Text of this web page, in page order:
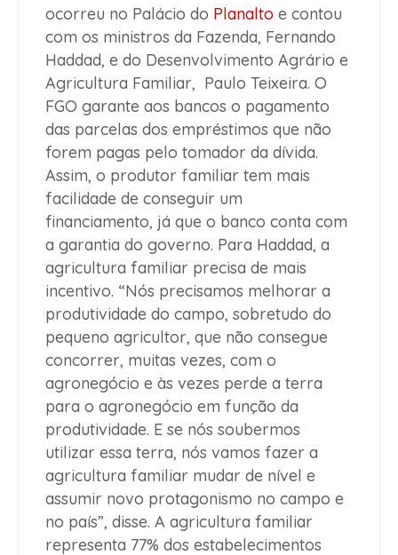
ocorreu no Palácio do Planalto e contou
com os ministros da Fazenda, Fernando
Haddad, e do Desenvolvimento Agrário e
Agricultura Familiar, Paulo Teixeira. O
FGO garante aos bancos o pagamento
das parcelas dos empréstimos que não
forem pagas pelo tomador da dívida.
Assim, o produtor familiar tem mais
facilidade de conseguir um
financiamento, já que o banco conta com
a garantia do governo. Para Haddad, a
agricultura familiar precisa de mais
incentivo. “Nós precisamos melhorar a
produtividade do campo, sobretudo do
pequeno agricultor, que não consegue
concorrer, muitas vezes, com o
agronegócio e às vezes perde a terra
para o agronegócio em função da
produtividade. E se nós soubermos
utilizar essa terra, nós vamos fazer a
agricultura familiar mudar de nível e
assumir novo protagonismo no campo e
no país”, disse. A agricultura familiar
representa 77% dos estabelecimentos